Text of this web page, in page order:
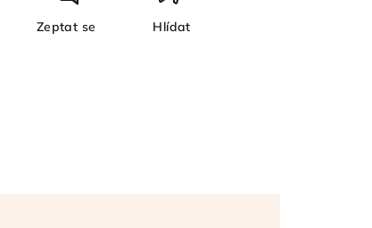
Zeptat se Hlídat